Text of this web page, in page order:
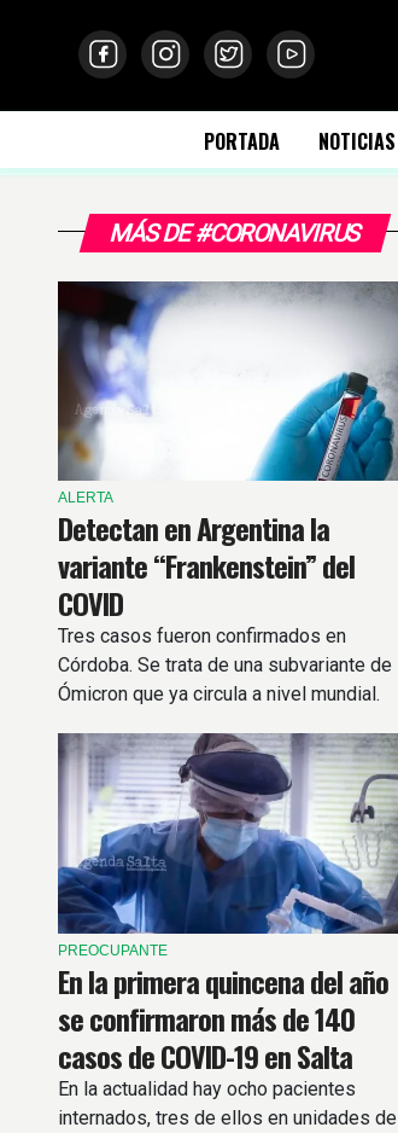
PORTADA NOTICIAS
MÁS DE #CORONAVIRUS
ALERTA
Detectan en Argentina la
variante “Frankenstein” del
COVID
Tres casos fueron confirmados en
Córdoba. Se trata de una subvariante de
Ómicron que ya circula a nivel mundial.
PREOCUPANTE
En la primera quincena del año
se confirmaron más de 140
casos de COVID-19 en Salta
En la actualidad hay ocho pacientes
internados, tres de ellos en unidades de